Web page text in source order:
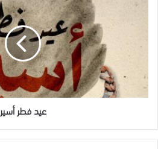
فطر
عيد فطر أسير